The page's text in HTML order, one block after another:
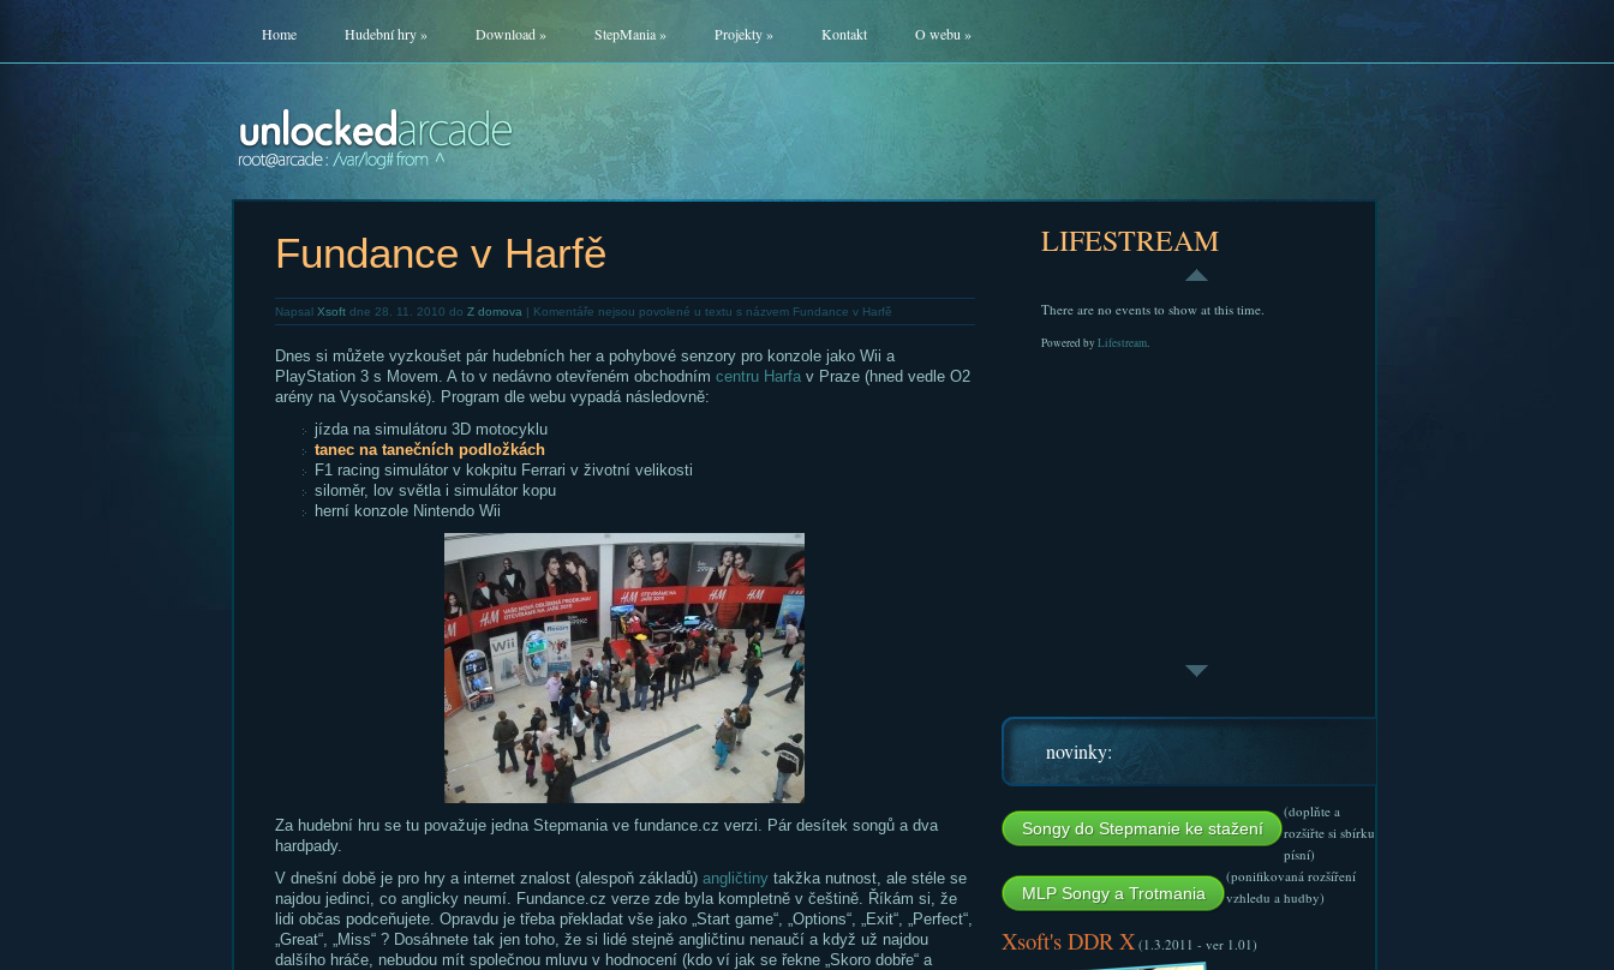
Home Hudební hry» Download» StepMania» Projekty» Kontakt O webu »
Fundance v Harfě
Napsal Xsoftdne 28. 11. 2010 do Z domova | Komentáře nejsou povolené u textu s názvem Fundance v Harfě
Dnes si můžete vyzkoušet pár hudebních her a pohybové senzory pro konzole jako Wii a
PlayStation 3 s Movem. A to v nedávno otevřeném obchodním centru Harfav Praze (hned vedle O2
arény na Vysočanské). Program dle webu vypadá následovně:
jízda na simulátoru 3D motocyklu
tanec na tanečních podložkách
F1 racing simulátor v kokpitu Ferrari v životní velikosti
siloměr, lov světla i simulátor kopu
herní konzole Nintendo Wii
Za hudební hru se tu považuje jedna Stepmania ve fundance.cz verzi. Pár desítek songů a dva
hardpady.
V dnešní době je pro hry a internet znalost (alespoň základů) angličtinytakžka nutnost, ale stéle se
najdou jedinci, co anglicky neumí. Fundance.cz verze zde byla kompletně v češtině. Říkám si, že
lidi občas podceňujete. Opravdu je třeba překladat vše jako „Start game“, „Options“, „Exit“, „Perfect“,
„Great“, „Miss“ ? Dosáhnete tak jen toho, že si lidé stejně angličtinu nenaučí a když už najdou
dalšího hráče, nebudou mít společnou mluvu v hodnocení (kdo ví jak se řekne „Skoro dobře“ a
LIFESTREAM
There are no events to show at this time.
Powered by Lifestream.
novinky:
Songy do Stepmanie ke stažení
(doplňte a
rozšiřte si sbírku
písní)
MLP Songy a Trotmania
(ponifikovaná rozšíření
vzhledu a hudby)
Xsoft's DDR X(1.3.2011 - ver 1.01)